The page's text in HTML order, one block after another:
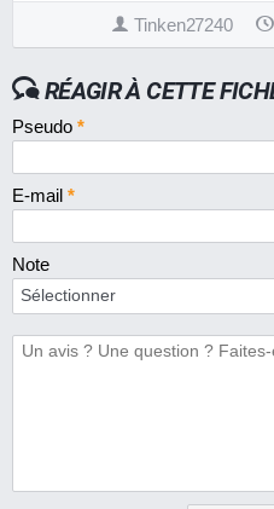
Tinken27240
RÉAGIR À CETTE
Pseudo *
E-mail *
Note